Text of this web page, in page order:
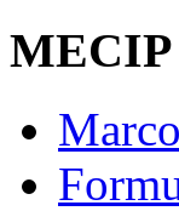
MECIP